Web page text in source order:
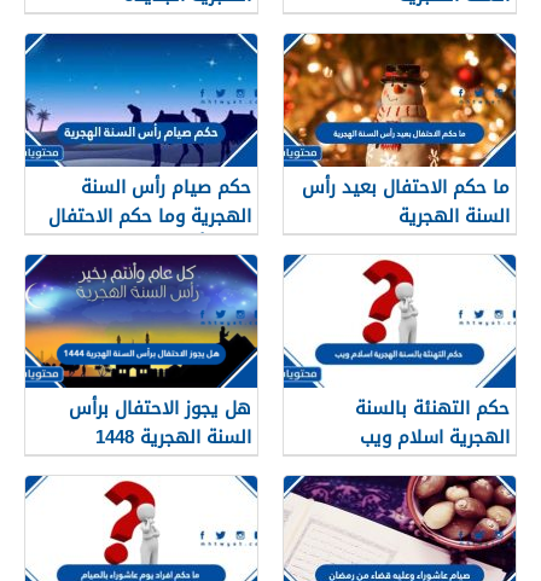
ما حكم الاحتفال بعيد رأس
السنة الهجرية
حكم صيام رأس السنة
الهجرية وما حكم الاحتفال
بعيد رأس السنه الهجريه
حكم التهنئة بالسنة
الهجرية اسلام ويب
هل يجوز الاحتفال برأس
السنة الهجرية 1448